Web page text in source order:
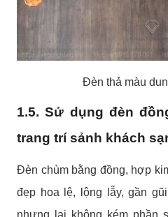
Đèn thả màu
1.5. Sử dụng đèn
trang trí sảnh khách
Đèn chùm bằng đồng, hợp
đẹp hoa lệ, lộng lẫy, gần
nhưng lại không kém phần